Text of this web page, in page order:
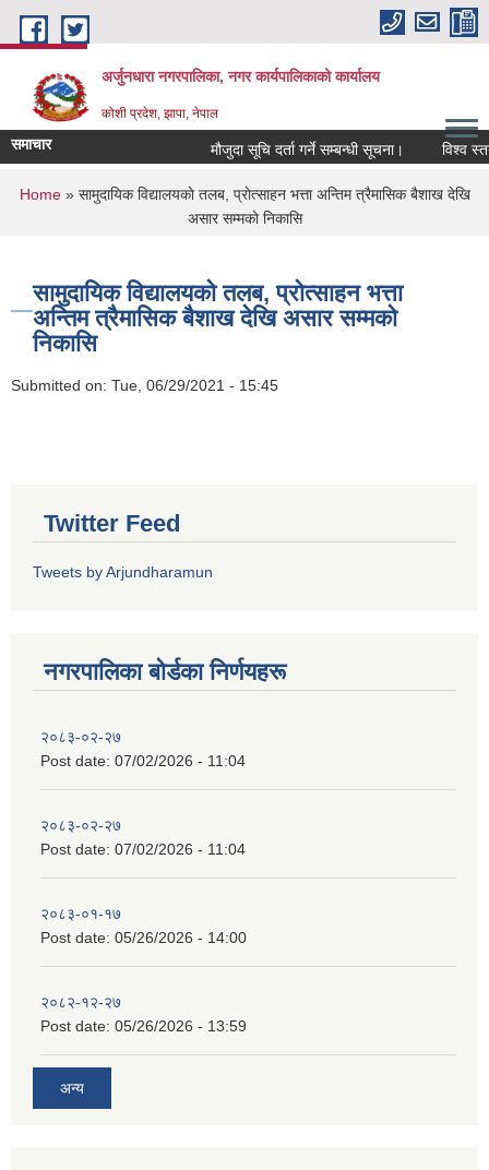
Skip to main content
अर्जुनधारा नगरपालिका, नगर कार्यपालिकाको कार्यालय
कोशी प्रदेश, झापा, नेपाल
समाचार मौजुदा सूचि दर्ता गर्ने सम्बन्धी सूचना। विश्व
You are here
Home» सामुदायिक विद्यालयकाे तलब, प्राेत्साहन भत्ता अन्तिम त्रैमासिक बैशाख देखि
असार सम्मकाे निकासि
सामुदायिक विद्यालयकाे तलब, प्राेत्साहन भत्ता
अन्तिम त्रैमासिक बैशाख देखि असार सम्मकाे
निकासि
Submitted on: Tue, 06/29/2021 - 15:45
Twitter Feed
Tweets by Arjundharamun
नगरपालिका बाेर्डका निर्णयहरू
२०८३-०२-२७
Post date: 07/02/2026 - 11:04
२०८३-०२-२७
Post date: 07/02/2026 - 11:04
२०८३-०१-१७
Post date: 05/26/2026 - 14:00
२०८२-१२-२७
Post date: 05/26/2026 - 13:59
अन्य